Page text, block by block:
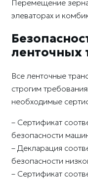
Перемещение
элеваторах и
ленточных
Все ленточные
строгим
необходимые
– Сертификат
безопасности
– Декларация
безопасности
– Сертификат